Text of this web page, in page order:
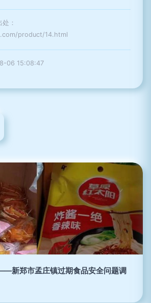
：
product/14.html
06 15:08:47
新郑市孟庄镇过期食品安全问题调